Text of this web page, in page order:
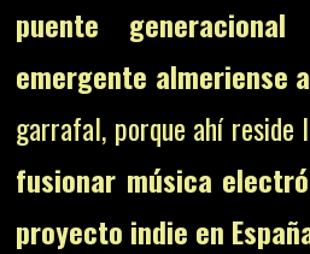
puente
emergente almeriense
garrafal, porque ahí reside
fusionar música
proyecto indie en